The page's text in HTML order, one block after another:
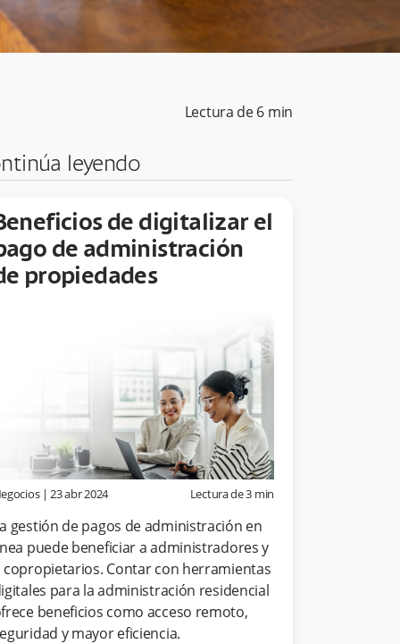
Lectura de6 min
leyendo
de digitalizar el
de administración
propiedades
|23 abr 2024 Lectura de3 min
gestión de pagos de administración en
puede beneficiar a administradores y
copropietarios. Contar con herramientas
para la administración residencial
beneficios como acceso remoto,
y mayor eficiencia.